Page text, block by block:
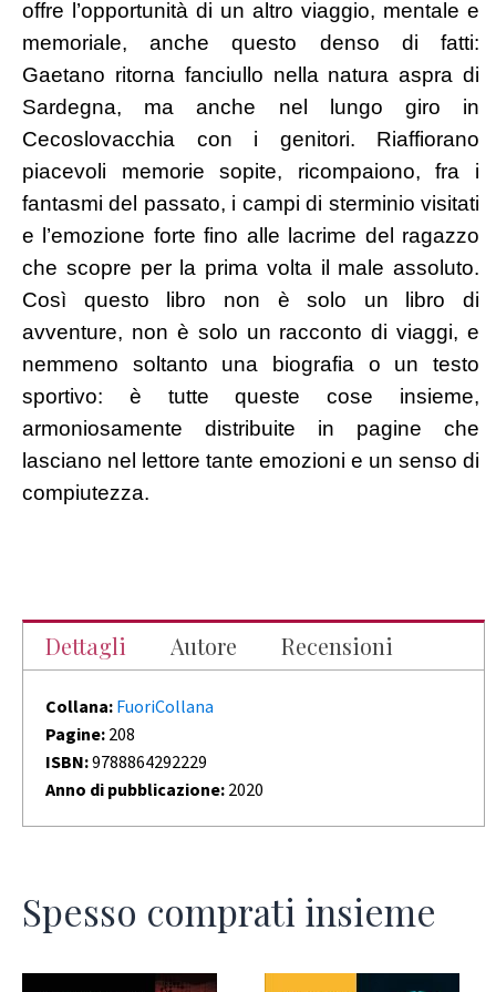
offre l’opportunità di un altro viaggio, mentale e
memoriale, anche questo denso di fatti:
Gaetano ritorna fanciullo nella natura aspra di
Sardegna, ma anche nel lungo giro in
Cecoslovacchia con i genitori. Riaffiorano
piacevoli memorie sopite, ricompaiono, fra i
fantasmi del passato, i campi di sterminio visitati
e l’emozione forte fino alle lacrime del ragazzo
che scopre per la prima volta il male assoluto.
Così questo libro non è solo un libro di
avventure, non è solo un racconto di viaggi, e
nemmeno soltanto una biografia o un testo
sportivo: è tutte queste cose insieme,
armoniosamente distribuite in pagine che
lasciano nel lettore tante emozioni e un senso di
compiutezza.
Dettagli Autore Recensioni
Collana: FuoriCollana
Pagine: 208
ISBN:9788864292229
Anno di pubblicazione: 2020
Spesso comprati insieme